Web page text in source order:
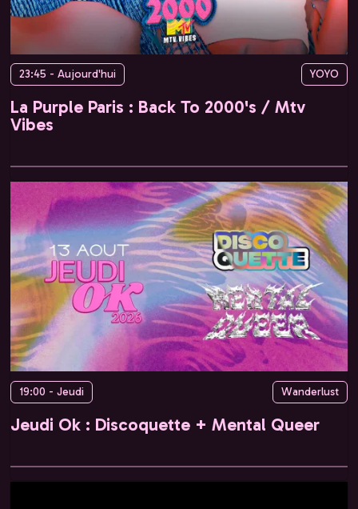
23:45 - Aujourd'hui YOYO
La Purple Paris : Back To 2000's / Mtv
Vibes
19:00 - Jeudi Wanderlust
Jeudi Ok : Discoquette + Mental Queer